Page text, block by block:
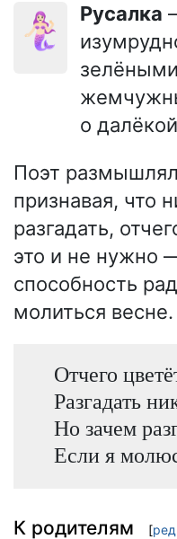
🧜🏻‍♀️ Русалка
о
Поэт
признавая, что
разгадать,
это и не нужно
способность
молиться весне.
Отчего
Разгадать
Но зачем
Если я
К родителям [